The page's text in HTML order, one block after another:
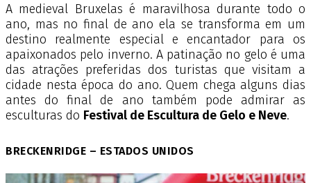
A medieval Bruxelas é maravilhosa durante todo o
ano, mas no final de ano ela se transforma em um
destino realmente especial e encantador para os
apaixonados pelo inverno. A patinação no gelo é uma
das atrações preferidas dos turistas que visitam a
cidade nesta época do ano. Quem chega alguns dias
antes do final de ano também pode admirar as
esculturas do Festival de Escultura de Gelo e Neve.
BRECKENRIDGE – ESTADOS UNIDOS